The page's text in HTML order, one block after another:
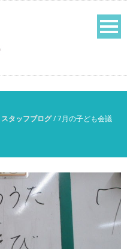
スタッフブログ/7月の子ども会議